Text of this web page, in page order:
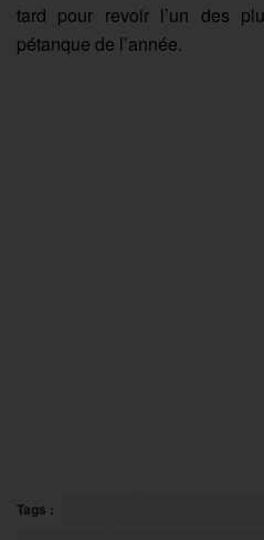
tard pour revoir l’un des
pétanque de l’année.
Tags :